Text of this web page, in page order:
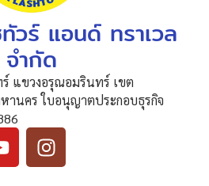
ร์ แอนด์ ทราเวล
จำกัด
แขวงอรุณอมรินทร์ เขต
านคร ใบอนุญาตประกอบธุรกิจ